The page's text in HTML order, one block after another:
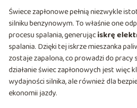
Świece zapłonowe pełnią niezwykle
silniku benzynowym. To właśnie one
procesu spalania, generująciskrę
spalania. Dzięki tej iskrze mieszanka
zostaje zapalona, co prowadzi do pracy
działanie świec zapłonowych jest więc
wydajności silnika, ale również dla
ekonomii jazdy.